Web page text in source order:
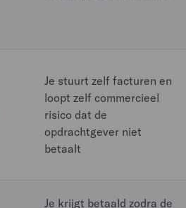
Je stuurt zelf facturen en
loopt zelf commercieel
risico dat de
opdrachtgever niet
betaalt
Je krijgt betaald zodra de